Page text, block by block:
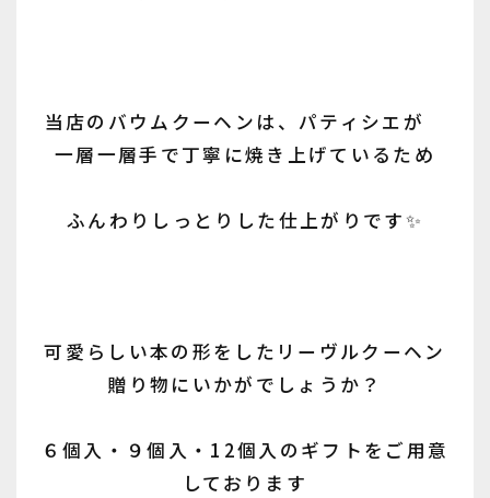
当店のバウムクーヘンは、パティシエが
一層一層手で丁寧に焼き上げているため
ふんわりしっとりした仕上がりです✨
可愛らしい本の形をしたリーヴルクーヘン
贈り物にいかがでしょうか？
６個入・９個入・12個入のギフトをご用意
しております